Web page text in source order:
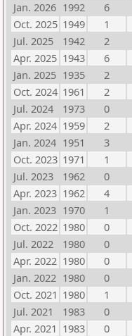
Jan. 2026 1992 6
Oct. 2025 1949 1
Jul. 2025
1942 2
Apr. 2025 1943 6
Jan. 2025 1935 2
Oct. 2024 1961 2
Jul. 2024
1973 0
Apr. 2024 1959 2
Jan. 2024 1951 3
Oct. 2023 1971 1
Jul. 2023
1962 0
Apr. 2023 1962 4
Jan. 2023 1970 1
Oct. 2022 1980 0
Jul. 2022
1980 0
Apr. 2022 1980 0
Jan. 2022 1980 0
Oct. 2021 1980 1
Jul. 2021
1983 0
Apr. 2021 1983 0